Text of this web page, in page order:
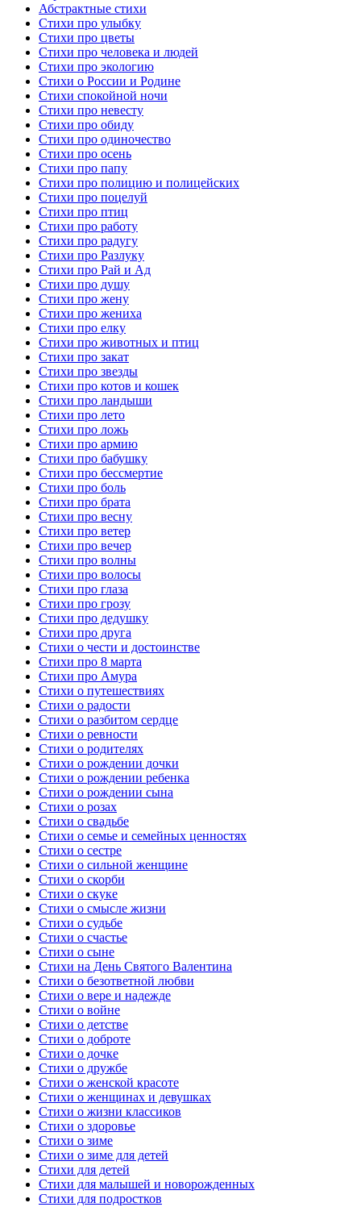
Абстрактные стихи
Стихи про улыбку
Стихи про цветы
Стихи про человека и людей
Стихи про экологию
Стихи о России и Родине
Стихи спокойной ночи
Стихи про невесту
Стихи про обиду
Стихи про одиночество
Стихи про осень
Стихи про папу
Стихи про полицию и полицейских
Стихи про поцелуй
Стихи про птиц
Стихи про работу
Стихи про радугу
Стихи про Разлуку
Стихи про Рай и Ад
Стихи про душу
Стихи про жену
Стихи про жениха
Стихи про елку
Стихи про животных и птиц
Стихи про закат
Стихи про звезды
Стихи про котов и кошек
Стихи про ландыши
Стихи про лето
Стихи про ложь
Стихи про армию
Стихи про бабушку
Стихи про бессмертие
Стихи про боль
Стихи про брата
Стихи про весну
Стихи про ветер
Стихи про вечер
Стихи про волны
Стихи про волосы
Стихи про глаза
Стихи про грозу
Стихи про дедушку
Стихи про друга
Стихи о чести и достоинстве
Стихи про 8 марта
Стихи про Амура
Стихи о путешествиях
Стихи о радости
Стихи о разбитом сердце
Стихи о ревности
Стихи о родителях
Стихи о рождении дочки
Стихи о рождении ребенка
Стихи о рождении сына
Стихи о розах
Стихи о свадьбе
Стихи о семье и семейных ценностях
Стихи о сестре
Стихи о сильной женщине
Стихи о скорби
Стихи о скуке
Стихи о смысле жизни
Стихи о судьбе
Стихи о счастье
Стихи о сыне
Стихи на День Святого Валентина
Стихи о безответной любви
Стихи о вере и надежде
Стихи о войне
Стихи о детстве
Стихи о доброте
Стихи о дочке
Стихи о дружбе
Стихи о женской красоте
Стихи о женщинах и девушках
Стихи о жизни классиков
Стихи о здоровье
Стихи о зиме
Стихи о зиме для детей
Стихи для детей
Стихи для малышей и новорожденных
Стихи для подростков